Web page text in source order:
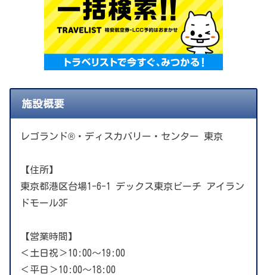
施設概要
レゴランド®・ディスカバリー・センター 東京
【住所】
東京都港区台場1-6-1 デックス東京ビーチ アイラン
ドモール3F
【営業時間】
＜土日祝＞10:00～19:00
＜平日＞10:00～18:00